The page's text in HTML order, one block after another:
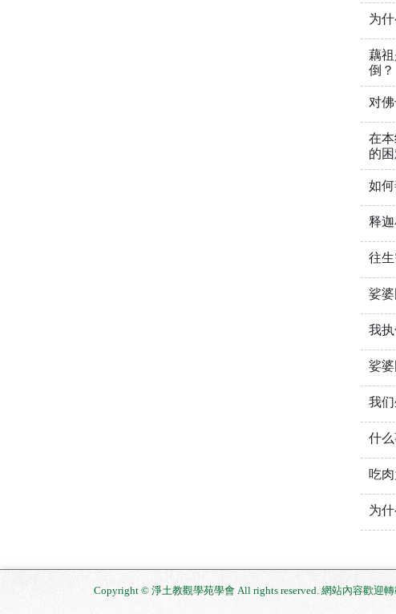
为
藕
倒？
对
在
的
如
释
往
娑
我
娑
我
什么
吃
为
Copyright © 淨土教觀學苑學會 All rights reserved. 網站內容歡迎